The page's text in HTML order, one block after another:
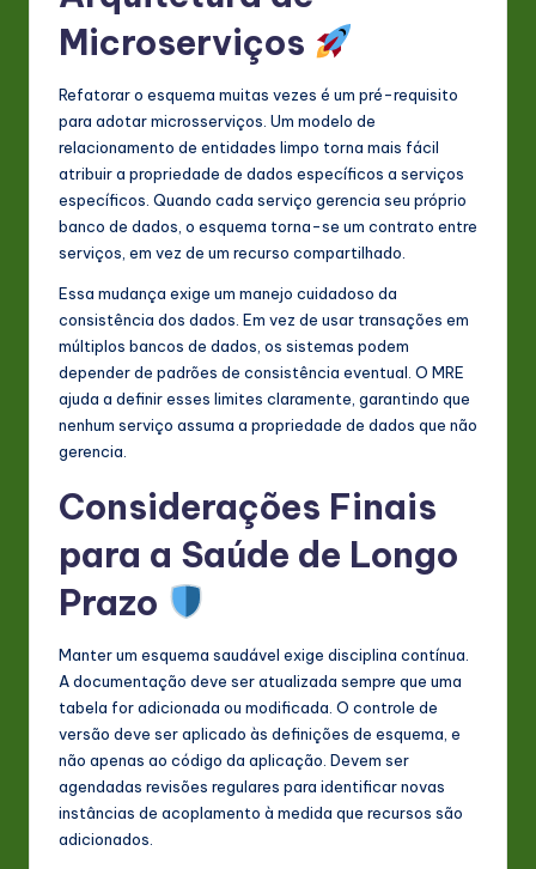
Microserviços
Refatorar o esquema muitas vezes é um pré-requisito
para adotar microsserviços. Um modelo de
relacionamento de entidades limpo torna mais fácil
atribuir a propriedade de dados específicos a serviços
específicos. Quando cada serviço gerencia seu próprio
banco de dados, o esquema torna-se um contrato entre
serviços, em vez de um recurso compartilhado.
Essa mudança exige um manejo cuidadoso da
consistência dos dados. Em vez de usar transações em
múltiplos bancos de dados, os sistemas podem
depender de padrões de consistência eventual. O MRE
ajuda a definir esses limites claramente, garantindo que
nenhum serviço assuma a propriedade de dados que não
gerencia.
Considerações Finais
para a Saúde de Longo
Prazo
Manter um esquema saudável exige disciplina contínua.
A documentação deve ser atualizada sempre que uma
tabela for adicionada ou modificada. O controle de
versão deve ser aplicado às definições de esquema, e
não apenas ao código da aplicação. Devem ser
agendadas revisões regulares para identificar novas
instâncias de acoplamento à medida que recursos são
adicionados.